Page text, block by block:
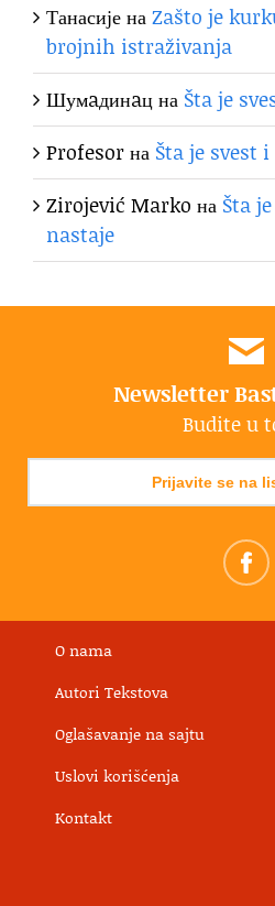
ТанасијенаZašto je
brojnih istraživanja
Шумaдинaцна Šta je
Profesorна Šta je svest
Zirojević Marko на Šta
nastaje
Newsletter
Budite u
Prijavite se na
O nama
Autori Tekstova
Oglašavanje na sajtu
Uslovi korišćenja
Kontakt